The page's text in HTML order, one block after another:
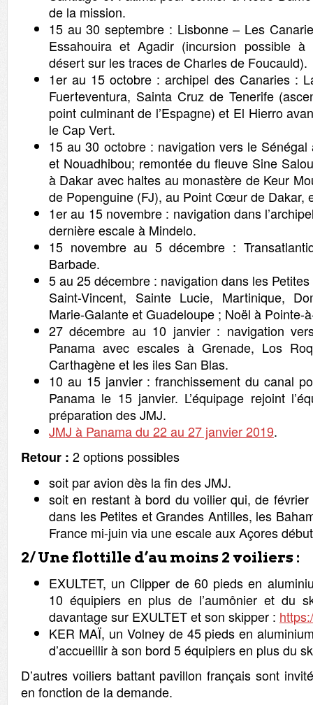
de la mission.
15 au 30 septembre : Lisbonne – Les
Essahouira et Agadir (incursion possible à
désert sur les traces de Charles de Foucauld).
1er au 15 octobre : archipel des Canaries :
Fuerteventura, Sainta Cruz de Tenerife
point culminant de l’Espagne) et El Hierro
le Cap Vert.
15 au 30 octobre : navigation vers le
et Nouadhibou; remontée du fleuve Sine
à Dakar avec haltes au monastère de Keur
de Popenguine (FJ), au Point Cœur de Dakar,
1er au 15 novembre : navigation dans
dernière escale à Mindelo.
15 novembre au 5 décembre :
Barbade.
5 au 25 décembre : navigation dans les
Saint-Vincent, Sainte Lucie, Martinique,
Marie-Galante et Guadeloupe ; Noël à Pointe-
27 décembre au 10 janvier : navigation
Panama avec escales à Grenade, Los
Carthagène et les iles San Blas.
10 au 15 janvier : franchissement du canal
Panama le 15 janvier. L’équipage rejoint
préparation des JMJ.
JMJ à Panama du 22 au 27 janvier 2019.
Retour : 2 options possibles
soit par avion dès la fin des JMJ.
soit en restant à bord du voilier qui, de
dans les Petites et Grandes Antilles, les
France mi-juin via une escale aux Açores
2/ Une flottille d’au moins 2 voiliers :
EXULTET, un Clipper de 60 pieds en
10 équipiers en plus de l’aumônier et du
davantage sur EXULTET et son skipper :
KER MAÏ, un Volney de 45 pieds en
d’accueillir à son bord 5 équipiers en plus du
D’autres voiliers battant pavillon français sont
en fonction de la demande.